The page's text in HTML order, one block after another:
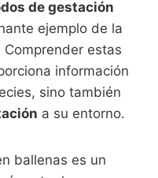
de gestación
ejemplo de la
estas
información
sino también
a su entorno.
ballenas es un